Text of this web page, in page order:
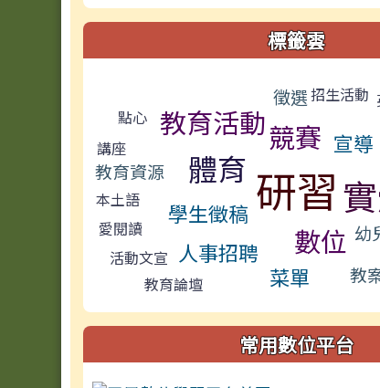
標籤雲
徵選招生活動
點心
教育活動競賽
講座 宣導
教育資源 體育 研習
本土語
學生徵稿
愛閱讀
人事招聘 數位 幼
活動文宣
教育論壇
菜單 教
常用數位平台